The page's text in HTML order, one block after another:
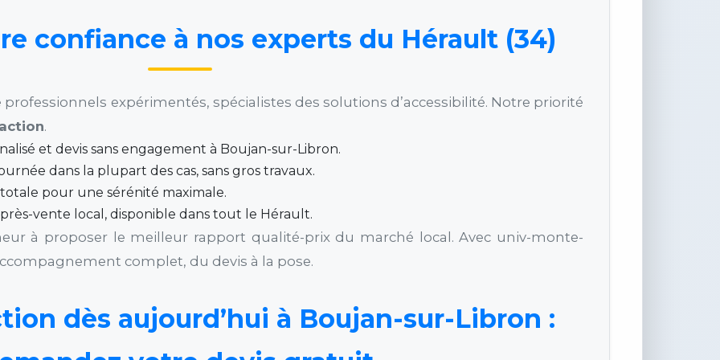
confiance à nos experts du Hérault (34)
expérimentés, spécialistes des solutions d’accessibilité. Notre priorité
.
et devis sans engagement à Boujan-sur-Libron.
dans la plupart des cas, sans gros travaux.
pour une sérénité maximale.
vente local, disponible dans tout le Hérault.
à proposer le meilleur rapport qualité-prix du marché local. Avec univ-monte-
complet, du devis à la pose.
dès aujourd’hui à Boujan-sur-Libron :